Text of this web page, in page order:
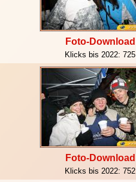
Foto-Download
Klicks bis 2022: 725
Foto-Download
Klicks bis 2022: 752